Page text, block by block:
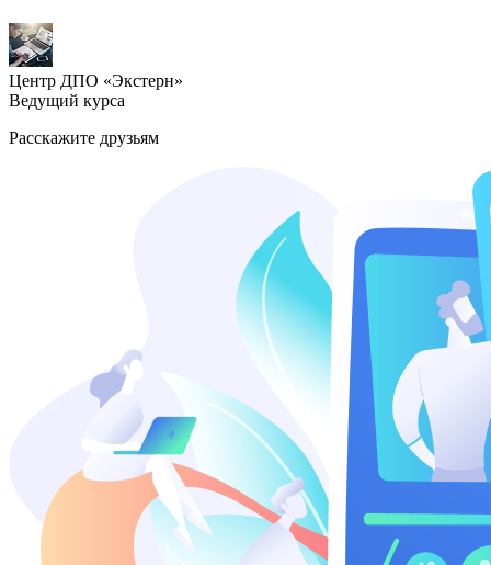
Центр ДПО «Экстерн»
Ведущий курса
Расскажите друзьям